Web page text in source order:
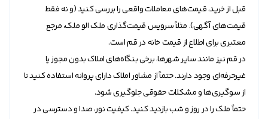
قبل از خرید، قیمت‌های معاملات واقعی را بررسی کنید (و نه فقط
قیمت‌های آگهی). مثلاً سرویس قیمت‌گذاری ملک الو ملک، مرجع
معتبری برای اطلاع از قیمت خانه در قم است.
در قم نیز مانند سایر شهر‌ها، برخی بنگاه‌های املاک بدون مجوز یا
غیرحرفه‌ای وجود دارند. حتماً از مشاور املاک دارای پروانه استفاده کنید تا
از سوگیری‌ها و مشکلات حقوقی جلوگیری شود.
حتماً ملک را در روز و شب بازدید کنید. کیفیت نور، صدا و دسترسی در